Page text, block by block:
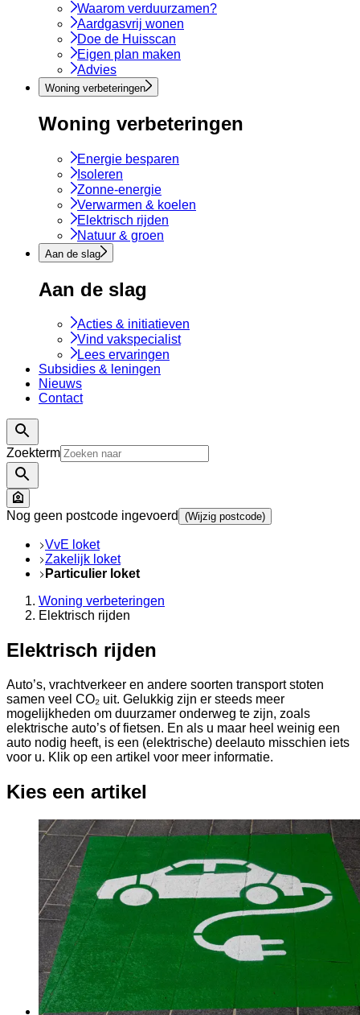
Waarom verduurzamen?
Aardgasvrij wonen
Doe de Huisscan
Eigen plan maken
Advies
Woning verbeteringen
Woning verbeteringen
Energie besparen
Isoleren
Zonne-energie
Verwarmen & koelen
Elektrisch rijden
Natuur & groen
Aan de slag
Aan de slag
Acties & initiatieven
Vind vakspecialist
Lees ervaringen
Subsidies & leningen
Nieuws
Contact
Zoekterm
Nog geen postcode ingevoerd (Wijzig postcode)
VvE loket
Zakelijk loket
Particulier loket
Woning verbeteringen
Elektrisch rijden
Elektrisch rijden
Auto’s, vrachtverkeer en andere soorten transport stoten
samen veel CO₂ uit. Gelukkig zijn er steeds meer
mogelijkheden om duurzamer onderweg te zijn, zoals
elektrische auto’s of fietsen. En als u maar heel weinig een
auto nodig heeft, is een (elektrische) deelauto misschien iets
voor u. Klik op een artikel voor meer informatie.
Kies een artikel